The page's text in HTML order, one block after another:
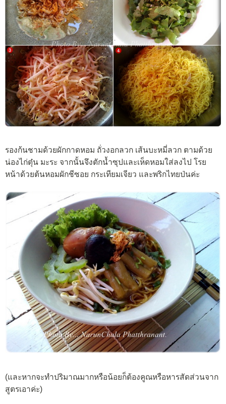
รองก้นชามด้วยผักกาดหอม ถั่วงอกลวก เส้นบะหมี่ลวก ตามด้วย
น่องไก่ตุ๋น มะระ จากนั้นจึงตักน้ำซุปและเห็ดหอมใส่ลงไป โรย
หน้าด้วยต้นหอมผักชีซอย กระเทียมเจียว และพริกไทยป่นค่ะ
(และหากจะทำปริมาณมากหรือน้อยก็ต้องคูณหรือหารสัดส่วนจาก
สูตรเอาค่ะ)